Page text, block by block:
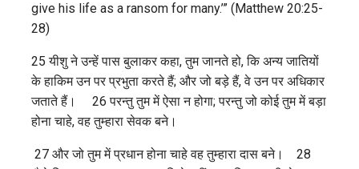
give his life as a ransom for many.’” (Matthew 20:25-
28)
25 यीशु ने उन्हें पास बुलाकर कहा, तुम जानते हो, कि अन्य जातियों
के हाकिम उन पर प्रभुता करते हैं; और जो बड़े हैं, वे उन पर अधिकार
जताते हैं। 26 परन्तु तुम में ऐसा न होगा; परन्तु जो कोई तुम में बड़ा
होना चाहे, वह तुम्हारा सेवक बने।
27 और जो तुम में प्रधान होना चाहे वह तुम्हारा दास बने। 28